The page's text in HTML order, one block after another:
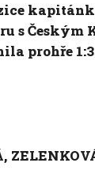
s
prohře